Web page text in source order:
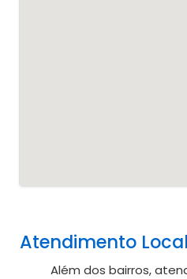
Atendimento
Além dos bairros,